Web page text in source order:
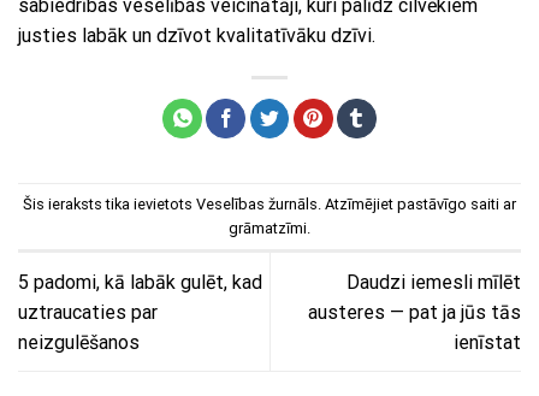
sabiedrības veselības veicinātāji, kuri palīdz cilvēkiem
justies labāk un dzīvot kvalitatīvāku dzīvi.
Šis ieraksts tika ievietots Veselības žurnāls . Atzīmējiet pastāvīgo saiti ar
grāmatzīmi.
5 padomi, kā labāk gulēt, kad
uztraucaties par
neizgulēšanos
Daudzi iemesli mīlēt
austeres — pat ja jūs tās
ienīstat